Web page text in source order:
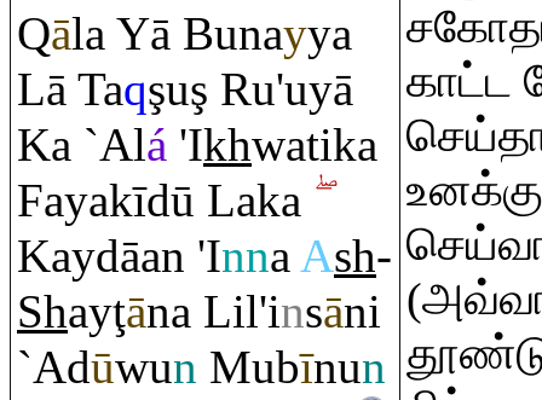
Qāla Yā Bunayya
Lā Taqşuş Ru'uyā
Ka `Alá 'Ikhwatika
Fayakīdū Laka
Kaydāan 'InnaAsh-
Shayţāna Lil'insāni
`Adūwun Mubīnun
காட்ட